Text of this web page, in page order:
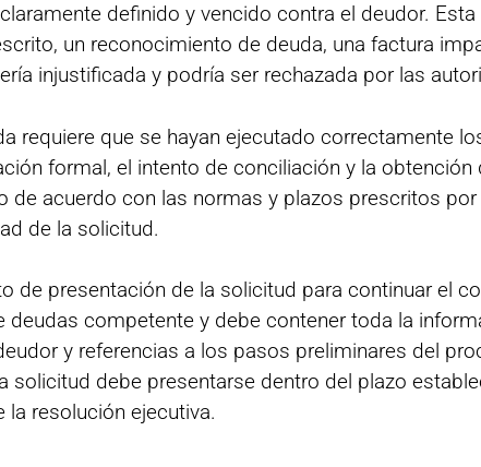
definido y vencido contra el deudor.
un reconocimiento de deuda, una factura
injustificada y podría ser rechazada por las
requiere que se hayan ejecutado correctamente
formal, el intento de conciliación y la obtención
acuerdo con las normas y plazos prescritos por
de la solicitud.
presentación de la solicitud para continuar el
competente y debe contener toda la
y referencias a los pasos preliminares del
debe presentarse dentro del plazo
resolución ejecutiva.